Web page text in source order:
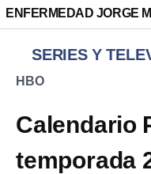
ENFERMEDAD JORGE
SERIES Y
HBO
Calendario
temporada